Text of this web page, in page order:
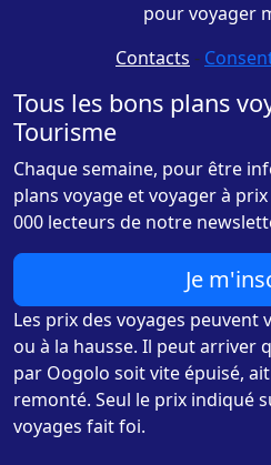
pour voyager
Contacts -
Tous les bons plans
Tourisme
Chaque semaine, pour être
plans voyage et voyager à
000 lecteurs de notre
Je
Les prix des voyages peuvent
ou à la hausse. Il peut arriver
par Oogolo soit vite épuisé,
remonté. Seul le prix indiqué
voyages fait foi.